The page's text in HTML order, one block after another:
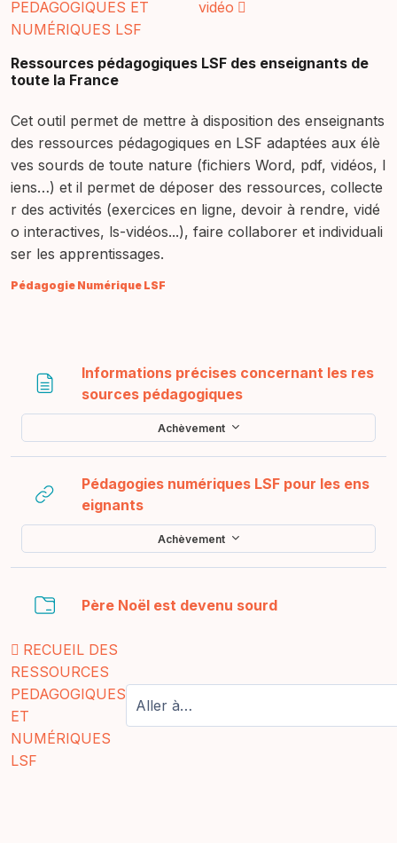
PEDAGOGIQUES ET
NUMÉRIQUES LSF
vidéo
Ressources pédagogiques LSF des enseignants de
toute la France
Cet outil permet de mettre à disposition des enseignants
des ressources pédagogiques en LSF adaptées aux élè
ves sourds de toute nature (fichiers Word, pdf, vidéos, l
iens…) et il permet de déposer des ressources, collecte
r des activités (exercices en ligne, devoir à rendre, vidé
o interactives, ls-vidéos...), faire collaborer et individuali
ser les apprentissages.
Pédagogie Numérique LSF
Informations précises concernant les res
sources pédagogiquesPage
Achèvement
Pédagogies numériques LSF pour les ens
eignantsURL
Achèvement
Père Noël est devenu sourdDossier
RECUEIL DES
RESSOURCES
PEDAGOGIQUES
ET
NUMÉRIQUES
LSF